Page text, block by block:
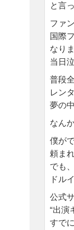
と言
ファ
国際
なり
当日
普段
レン
夢の
なん
僕が
頼ま
でも
ドル
公式
“出演
すで